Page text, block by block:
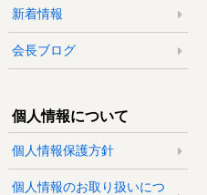
新着情報
会長ブログ
個人情報について
個人情報保護方針
個人情報のお取り扱いにつ